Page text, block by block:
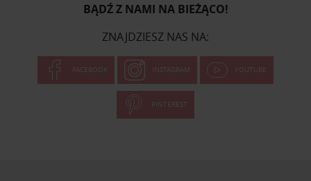
BĄDŹ Z NAMI NA BIEŻĄCO!
ZNAJDZIESZ NAS NA:
FACEBOOK INSTAGRAM YOUTUBE
PINTEREST